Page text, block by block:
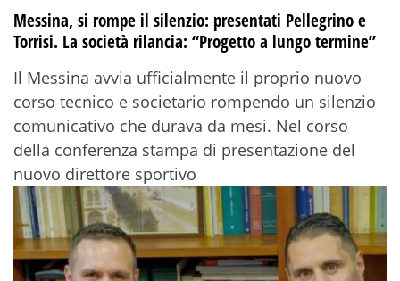
Messina, si rompe il silenzio: presentati Pellegrino e
Torrisi. La società rilancia: “Progetto a lungo termine”
Il Messina avvia ufficialmente il proprio nuovo
corso tecnico e societario rompendo un silenzio
comunicativo che durava da mesi. Nel corso
della conferenza stampa di presentazione del
nuovo direttore sportivo